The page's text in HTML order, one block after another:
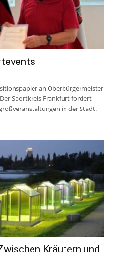
an Oberbürgermeister
Der Sportkreis Frankfurt fordert
in der Stadt.
Kräutern und